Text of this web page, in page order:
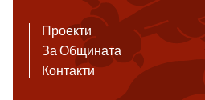
Проекти
За Общината
Контакти